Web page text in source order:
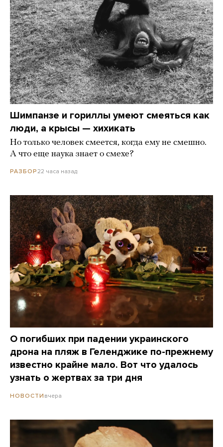
Шимпанзе и гориллы умеют смеяться как
люди, а крысы — хихикать
Но только человек смеется, когда ему не смешно.
А что еще наука знает о смехе?
РАЗБОР22 часа назад
О погибших при падении украинского
дрона на пляж в Геленджике по-прежнему
известно крайне мало. Вот что удалось
узнать о жертвах за три дня
НОВОСТИ вчера